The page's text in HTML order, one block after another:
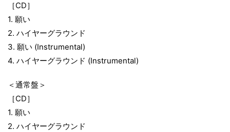
［CD］
1. 願い
2. ハイヤーグラウンド
3. 願い (Instrumental)
4. ハイヤーグラウンド (Instrumental)
＜通常盤＞
［CD］
1. 願い
2. ハイヤーグラウンド